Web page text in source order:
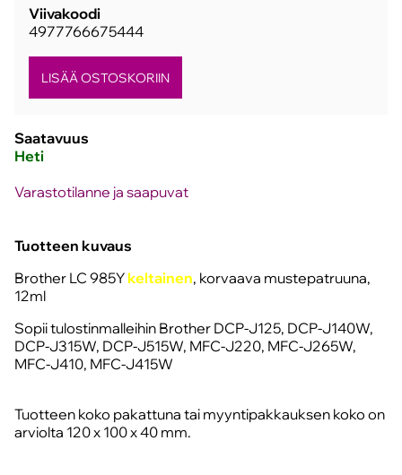
Viivakoodi
4977766675444
Saatavuus
Heti
Varastotilanne ja saapuvat
Tuotteen kuvaus
Brother LC 985Y keltainen, korvaava mustepatruuna,
12ml
Sopii tulostinmalleihin Brother DCP-J125, DCP-J140W,
DCP-J315W, DCP-J515W, MFC-J220, MFC-J265W,
MFC-J410, MFC-J415W
Tuotteen koko pakattuna tai myyntipakkauksen koko on
arviolta 120 x 100 x 40 mm.